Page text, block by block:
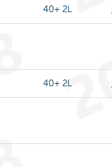
40+ 2L
40+ 2L